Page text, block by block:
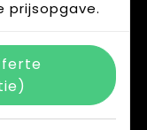
prijsopgave.